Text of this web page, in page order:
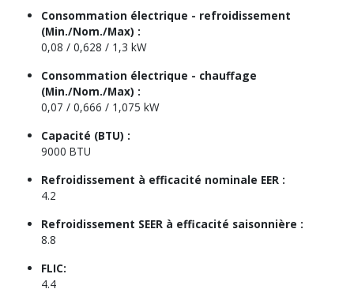
Consommation électrique - refroidissement
(Min./Nom./Max) :
0,08 / 0,628 / 1,3 kW
Consommation électrique - chauffage
(Min./Nom./Max) :
0,07 / 0,666 / 1,075 kW
Capacité (BTU) :
9000 BTU
Refroidissement à efficacité nominale EER :
4.2
Refroidissement SEER à efficacité saisonnière :
8.8
FLIC:
4.4